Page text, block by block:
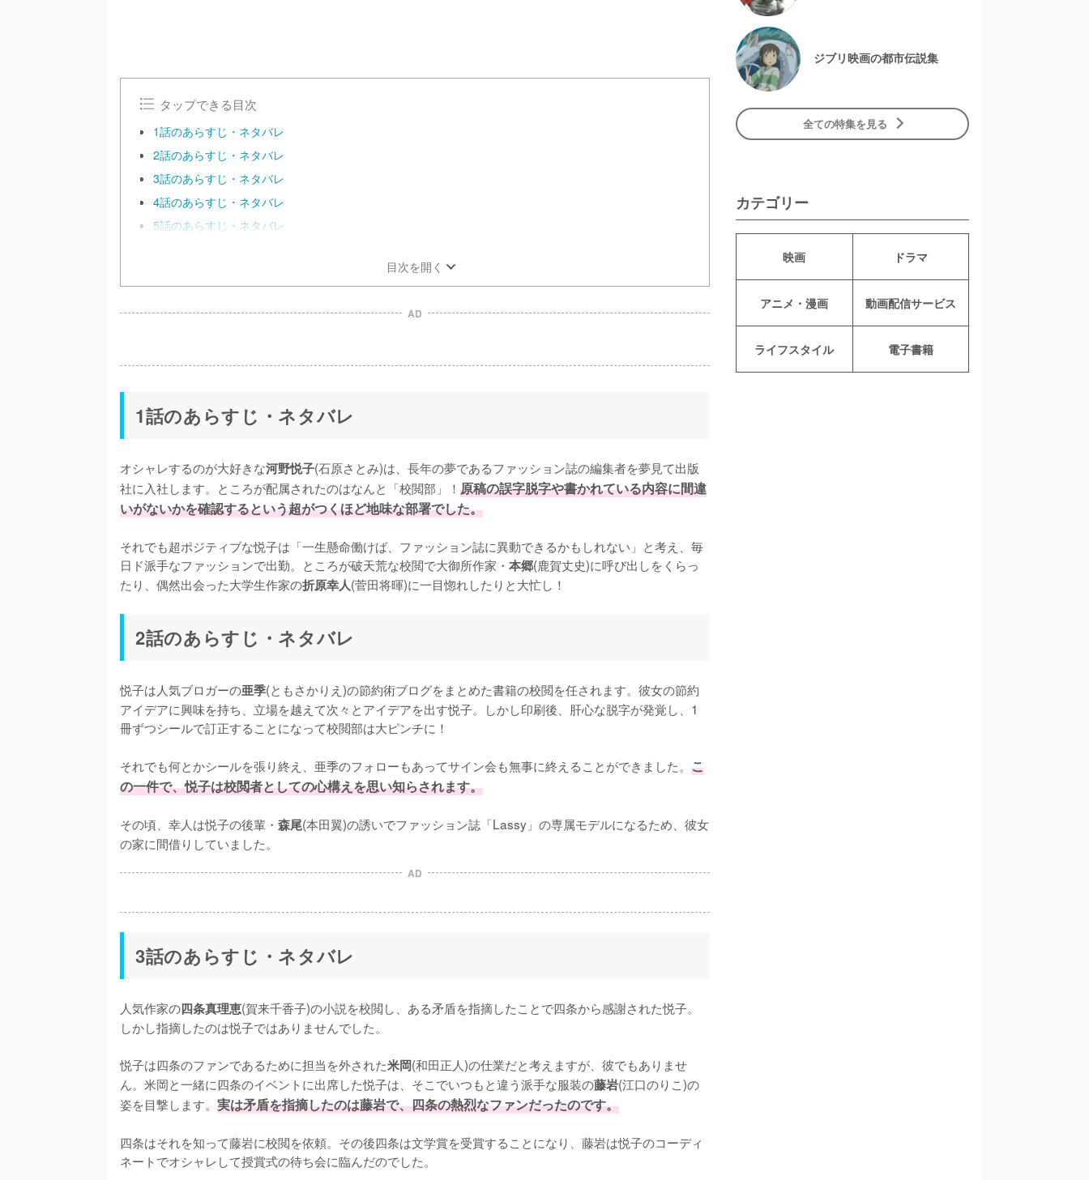
タップできる目次
1話のあらすじ・ネタバレ
2話のあらすじ・ネタバレ
3話のあらすじ・ネタバレ
4話のあらすじ・ネタバレ
5話のあらすじ・ネタバレ
目次を開く
AD
1話のあらすじ・ネタバレ
オシャレするのが大好きな河野悦子(石原さとみ)は、長年の夢であるファッション誌の編集者を夢見て出版
社に入社します。ところが配属されたのはなんと「校閲部」！ 原稿の誤字脱字や書かれている内容に間違
いがないかを確認するという超がつくほど地味な部署でした。
それでも超ポジティブな悦子は「一生懸命働けば、ファッション誌に異動できるかもしれない」と考え、毎
日ド派手なファッションで出勤。ところが破天荒な校閲で大御所作家・ 本郷(鹿賀丈史)に呼び出しをくらっ
たり、偶然出会った大学生作家の折原幸人(菅田将暉)に一目惚れしたりと大忙し！
2話のあらすじ・ネタバレ
悦子は人気ブロガーの亜季(ともさかりえ)の節約術ブログをまとめた書籍の校閲を任されます。彼女の節約
アイデアに興味を持ち、立場を越えて次々とアイデアを出す悦子。しかし印刷後、肝心な脱字が発覚し、1
冊ずつシールで訂正することになって校閲部は大ピンチに！
それでも何とかシールを張り終え、亜季のフォローもあってサイン会も無事に終えることができました。 こ
の一件で、悦子は校閲者としての心構えを思い知らされます。
その頃、幸人は悦子の後輩・ 森尾(本田翼)の誘いでファッション誌「Lassy」の専属モデルになるため、彼女
の家に間借りしていました。
AD
3話のあらすじ・ネタバレ
人気作家の四条真理恵(賀来千香子)の小説を校閲し、ある矛盾を指摘したことで四条から感謝された悦子。
しかし指摘したのは悦子ではありませんでした。
悦子は四条のファンであるために担当を外された米岡(和田正人)の仕業だと考えますが、彼でもありませ
ん。米岡と一緒に四条のイベントに出席した悦子は、そこでいつもと違う派手な服装の藤岩(江口のりこ)の
姿を目撃します。 実は矛盾を指摘したのは藤岩で、四条の熱烈なファンだったのです。
四条はそれを知って藤岩に校閲を依頼。その後四条は文学賞を受賞することになり、藤岩は悦子のコーディ
ネートでオシャレして授賞式の待ち会に臨んだのでした。
ジブリ映画の都市伝説集
全ての特集を見る
カテゴリー
映画 ドラマ
アニメ・漫画 動画配信サービス
ライフスタイル 電子書籍